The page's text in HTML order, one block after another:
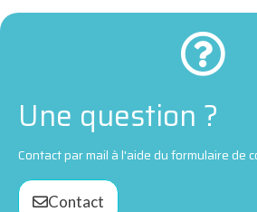
Une question ?
Contact par mail à l'aide du formulaire de
Contact